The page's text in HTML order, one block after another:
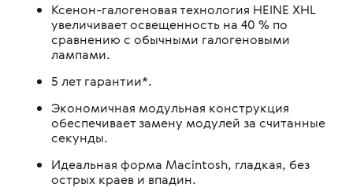
Ксенон-галогеновая технология HEINE XHL
увеличивает освещенность на 40 % по
сравнению с обычными галогеновыми
лампами.
5 лет гарантии*.
Экономичная модульная конструкция
обеспечивает замену модулей за считанные
секунды.
Идеальная форма Macintosh, гладкая, без
острых краев и впадин.